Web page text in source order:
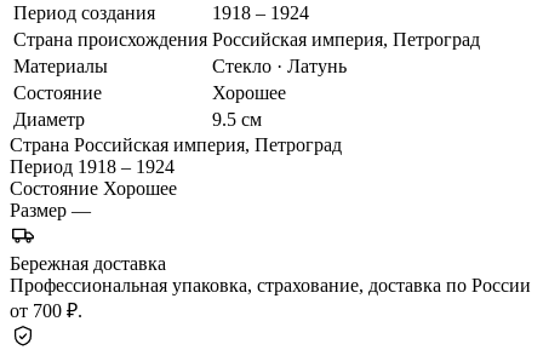
Период создания
1918 – 1924
Страна происхождения Российская империя, Петроград
Материалы
Стекло · Латунь
Состояние
Хорошее
Диаметр
9.5 см
Страна Российская империя, Петроград
Период 1918 – 1924
Состояние Хорошее
Размер —
Бережная доставка
Профессиональная упаковка, страхование, доставка по России
от 700 ₽.